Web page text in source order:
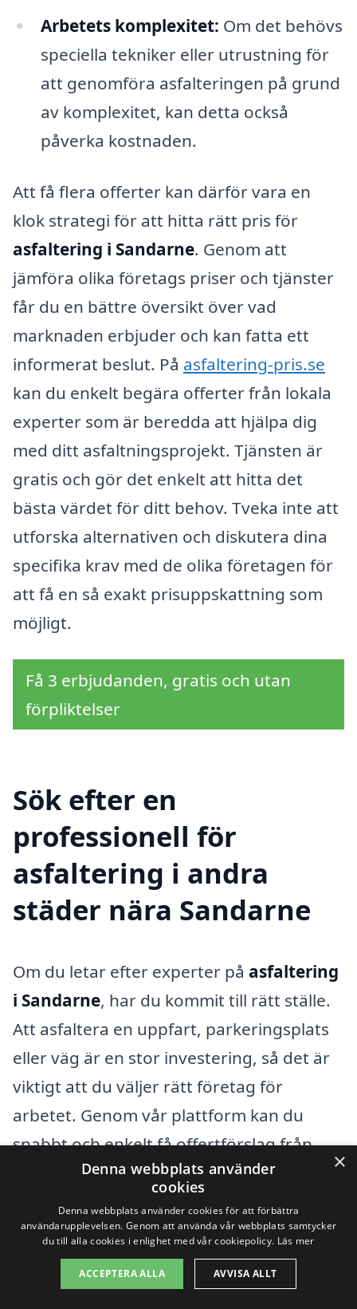
Arbetets komplexitet: Om det behövs
speciella tekniker eller utrustning för
att genomföra asfalteringen på grund
av komplexitet, kan detta också
påverka kostnaden.
Att få flera offerter kan därför vara en
klok strategi för att hitta rätt pris för
asfaltering i Sandarne. Genom att
jämföra olika företags priser och tjänster
får du en bättre översikt över vad
marknaden erbjuder och kan fatta ett
informerat beslut. På asfaltering-pris.se
kan du enkelt begära offerter från lokala
experter som är beredda att hjälpa dig
med ditt asfaltningsprojekt. Tjänsten är
gratis och gör det enkelt att hitta det
bästa värdet för ditt behov. Tveka inte att
utforska alternativen och diskutera dina
specifika krav med de olika företagen för
att få en så exakt prisuppskattning som
möjligt.
Få 3 erbjudanden, gratis och utan
förpliktelser
Sök efter en
professionell för
asfaltering i andra
städer nära Sandarne
Om du letar efter experter på asfaltering
i Sandarne, har du kommit till rätt ställe.
Att asfaltera en uppfart, parkeringsplats
eller väg är en stor investering, så det är
viktigt att du väljer rätt företag för
arbetet. Genom vår plattform kan du
snabbt och enkelt få offertförslag från
olika professionella inom asfaltering. Vi
hjälper dig att jämföra priser och kvalitet,
så att du kan göra ett informerat beslut.
Men kanske behöver du också överväga
×
Denna webbplats använder
cookies
Denna webbplats använder cookies för att förbättra
användarupplevelsen. Genom att använda vår webbplats samtycker
du till alla cookies i enlighet med vår cookiepolicy. Läs mer
ACCEPTERA ALLA AVVISA ALLT